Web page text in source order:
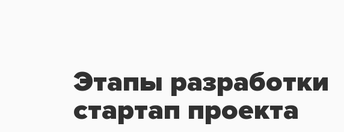
Этапы разработки
стартап проекта